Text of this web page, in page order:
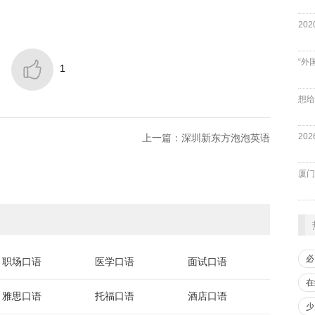
 1
上一篇：深圳新东方泡泡英语
职场口语 医学口语 面试口语
雅思口语 托福口语 酒店口语
“外
厦